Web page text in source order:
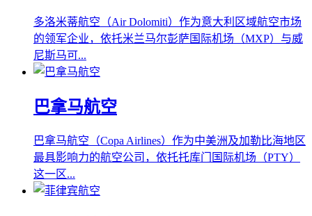
多洛米蒂航空（Air Dolomiti）作为意大利区域航空市场
的领军企业，依托米兰马尔彭萨国际机场（MXP）与威
尼斯马可...
巴拿马航空
巴拿马航空（Copa Airlines）作为中美洲及加勒比海地区
最具影响力的航空公司，依托托库门国际机场（PTY）
这一区...